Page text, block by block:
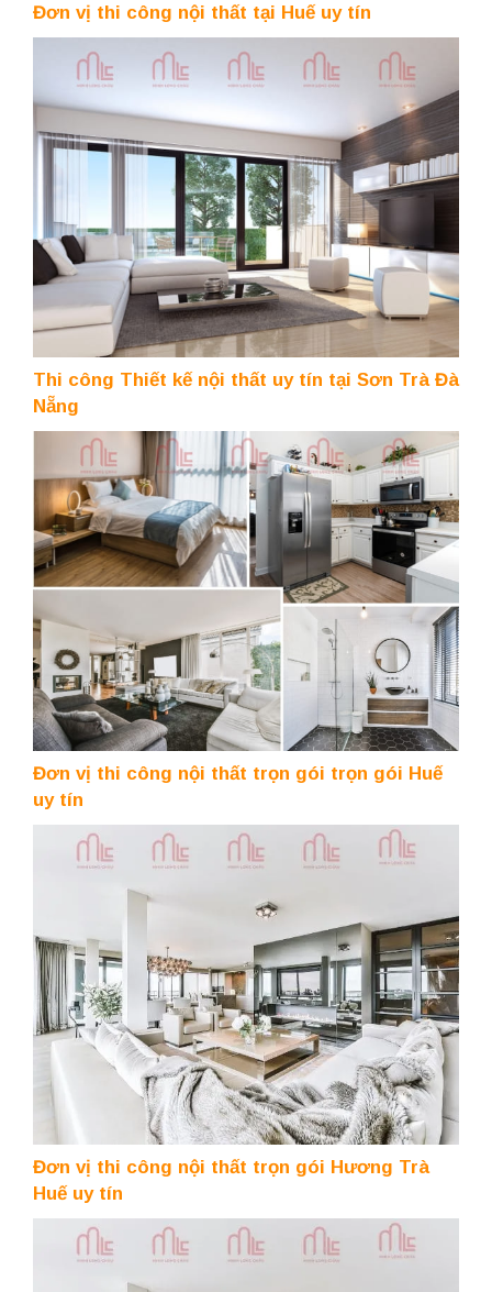
Đơn vị thi công nội thất tại Huế uy tín
Thi công Thiết kế nội thất uy tín tại Sơn Trà Đà
Nẵng
Đơn vị thi công nội thất trọn gói trọn gói Huế
uy tín
Đơn vị thi công nội thất trọn gói Hương Trà
Huế uy tín